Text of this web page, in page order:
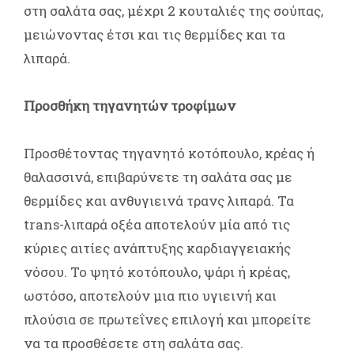
στη σαλάτα σας, μέχρι 2 κουταλιές της σούπας,
μειώνοντας έτσι και τις θερμίδες και τα
λιπαρά.
Προσθήκη τηγανητών τροφίμων
Προσθέτοντας τηγανητό κοτόπουλο, κρέας ή
θαλασσινά, επιβαρύνετε τη σαλάτα σας με
θερμίδες και ανθυγιεινά τρανς λιπαρά. Τα
trans-λιπαρά οξέα αποτελούν μία από τις
κύριες αιτίες ανάπτυξης καρδιαγγειακής
νόσου. Το ψητό κοτόπουλο, ψάρι ή κρέας,
ωστόσο, αποτελούν μια πιο υγιεινή και
πλούσια σε πρωτεΐνες επιλογή και μπορείτε
να τα προσθέσετε στη σαλάτα σας.